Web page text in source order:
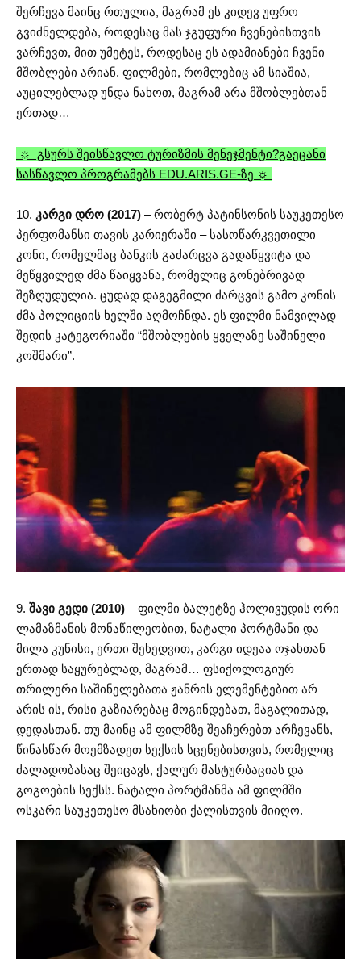
შერჩევა მაინც რთულია, მაგრამ ეს კიდევ უფრო
გვიძნელდება, როდესაც მას ჯგუფური ჩვენებისთვის
ვარჩევთ, მით უმეტეს, როდესაც ეს ადამიანები ჩვენი
მშობლები არიან. ფილმები, რომლებიც ამ სიაშია,
აუცილებლად უნდა ნახოთ, მაგრამ არა მშობლებთან
ერთად…
☼ გსურს შეისწავლო ტურიზმის მენეჯმენტი?გაეცანი
სასწავლო პროგრამებს EDU.ARIS.GE-ზე ☼
10. კარგი დრო (2017) – რობერტ პატინსონის საუკეთესო
პერფომანსი თავის კარიერაში – სასოწარკვეთილი
კონი, რომელმაც ბანკის გაძარცვა გადაწყვიტა და
მეწყვილედ ძმა წაიყვანა, რომელიც გონებრივად
შეზღუდულია. ცუდად დაგეგმილი ძარცვის გამო კონის
ძმა პოლიციის ხელში აღმოჩნდა. ეს ფილმი ნამვილად
შედის კატეგორიაში “მშობლების ყველაზე საშინელი
კოშმარი”.
9. შავი გედი (2010) – ფილმი ბალეტზე ჰოლივუდის ორი
ლამაზმანის მონაწილეობით, ნატალი პორტმანი და
მილა კუნისი, ერთი შეხედვით, კარგი იდეაა ოჯახთან
ერთად საყურებლად, მაგრამ… ფსიქოლოგიურ
თრილერი საშინელებათა ჟანრის ელემენტებით არ
არის ის, რისი გაზიარებაც მოგინდებათ, მაგალითად,
დედასთან. თუ მაინც ამ ფილმზე შეაჩერებთ არჩევანს,
წინასწარ მოემზადეთ სექსის სცენებისთვის, რომელიც
ძალადობასაც შეიცავს, ქალურ მასტურბაციას და
გოგოების სექსს. ნატალი პორტმანმა ამ ფილმში
ოსკარი საუკეთესო მსახიობი ქალისთვის მიიღო.